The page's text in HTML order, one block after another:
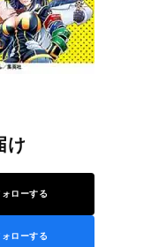
け
ローする
ローする